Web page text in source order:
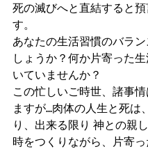
死の滅びへと直結すると預
す。
あなたの生活習慣のバラ
しょうか？何か片寄った
いていませんか？
この忙しいご時世、諸事
ますが...肉体の人生と死は
り、出来る限り 神との親
時をつくりながら、片寄